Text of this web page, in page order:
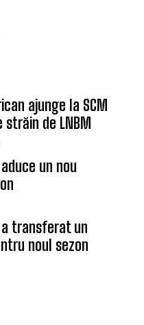
ajunge la SCM
străin de LNBM
un nou
a transferat un
noul sezon